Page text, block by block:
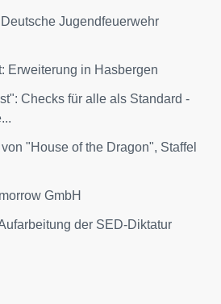
Jugendfeuerwehr
Erweiterung in Hasbergen
Checks für alle als Standard -
"House of the Dragon", Staffel
GmbH
der SED-Diktatur